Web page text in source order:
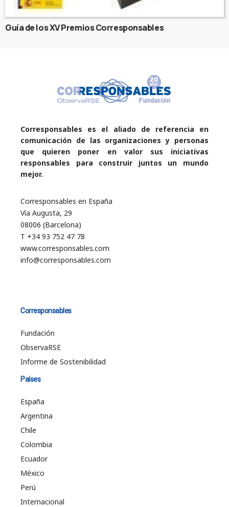
Guía de los XV Premios Corresponsables
Corresponsables es el aliado de referencia en
comunicación de las organizaciones y personas
que quieren poner en valor sus iniciativas
responsables para construir juntos un mundo
mejor.
Corresponsables en España
Vía Augusta, 29
08006 (Barcelona)
T +34 93 752 47 78
www.corresponsables.com
info@corresponsables.com
Corresponsables
Fundación
ObservaRSE
Informe de Sostenibilidad
Países
España
Argentina
Chile
Colombia
Ecuador
México
Perú
Internacional